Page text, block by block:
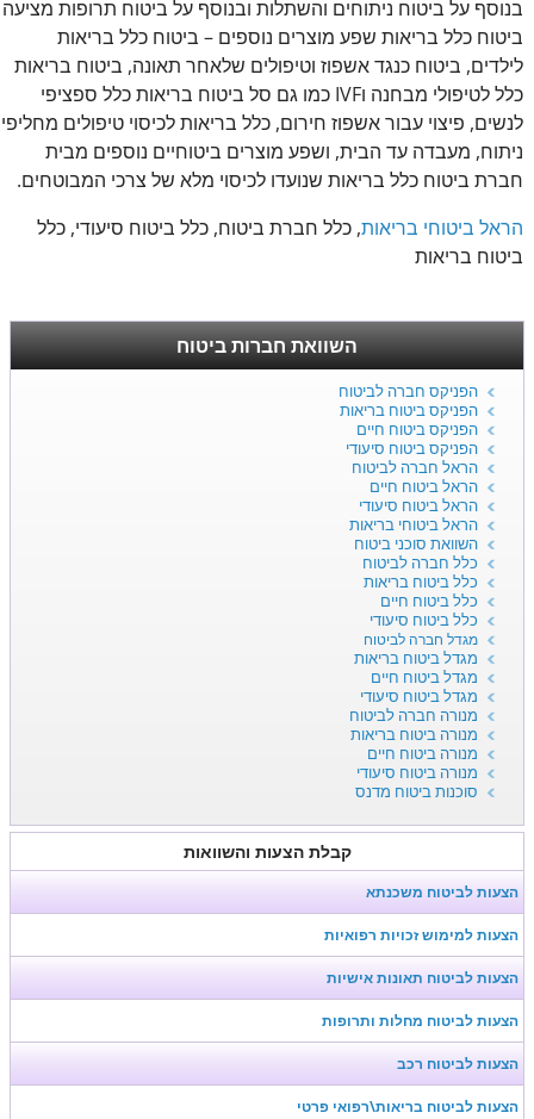
בנוסף על ביטוח ניתוחים והשתלות ובנוסף על ביטוח תרופות מציעה
ביטוח כלל בריאות שפע מוצרים נוספים – ביטוח כלל בריאות
לילדים, ביטוח כנגד אשפוז וטיפולים שלאחר תאונה, ביטוח בריאות
כלל לטיפולי מבחנה וIVF כמו גם סל ביטוח בריאות כלל ספציפי
לנשים, פיצוי עבור אשפוז חירום, כלל בריאות לכיסוי טיפולים מחליפי
ניתוח, מעבדה עד הבית, ושפע מוצרים ביטוחיים נוספים מבית
חברת ביטוח כלל בריאות שנועדו לכיסוי מלא של צרכי המבוטחים.
הראל ביטוחי בריאות, כלל חברת ביטוח, כלל ביטוח סיעודי, כלל
ביטוח בריאות
השוואת חברות ביטוח
הפניקס חברה לביטוח
הפניקס ביטוח בריאות
הפניקס ביטוח חיים
הפניקס ביטוח סיעודי
הראל חברה לביטוח
הראל ביטוח חיים
הראל ביטוח סיעודי
הראל ביטוחי בריאות
השוואת סוכני ביטוח
כלל חברה לביטוח
כלל ביטוח בריאות
כלל ביטוח חיים
כלל ביטוח סיעודי
מגדל חברה לביטוח
מגדל ביטוח בריאות
מגדל ביטוח חיים
מגדל ביטוח סיעודי
מנורה חברה לביטוח
מנורה ביטוח בריאות
מנורה ביטוח חיים
מנורה ביטוח סיעודי
סוכנות ביטוח מדנס
קבלת הצעות והשוואות
הצעות לביטוח משכנתא
הצעות למימוש זכויות רפואיות
הצעות לביטוח תאונות אישיות
הצעות לביטוח מחלות ותרופות
הצעות לביטוח רכב
הצעות לביטוח בריאות\רפואי פרטי